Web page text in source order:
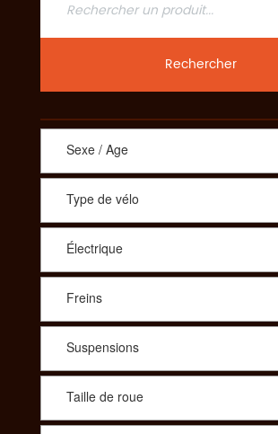
Rechercher
Sexe / Age
Type de vélo
Électrique
Freins
Suspensions
Taille de roue